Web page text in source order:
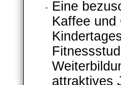
Eine
Kaffee
attraktives